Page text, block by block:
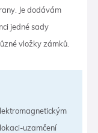
Je dodávám
jedné sady
vložky zámků.
uzamčení